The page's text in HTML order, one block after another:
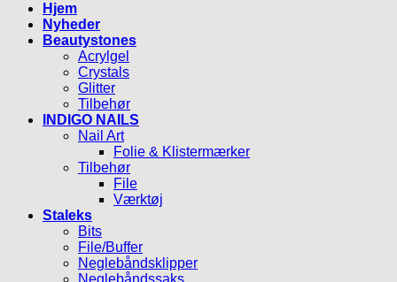
Hjem
Nyheder
Beautystones
Acrylgel
Crystals
Glitter
Tilbehør
INDIGO NAILS
Nail Art
Folie & Klistermærker
Tilbehør
File
Værktøj
Staleks
Bits
File/Buffer
Neglebåndsklipper